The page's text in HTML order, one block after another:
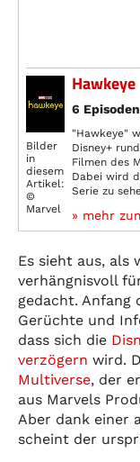
Bilder
in
diesem
Artikel:
©
Marvel
Hawkeye
6
"Hawkeye"
Disney+
Filmen des
Dabei wird
Serie zu
» mehr
Es sieht aus, als
verhängnisvoll
gedacht. Anfang
Gerüchte und
dass sich die
verzögern wird.
Multiverse, der
aus Marvels
Aber dank einer
scheint der